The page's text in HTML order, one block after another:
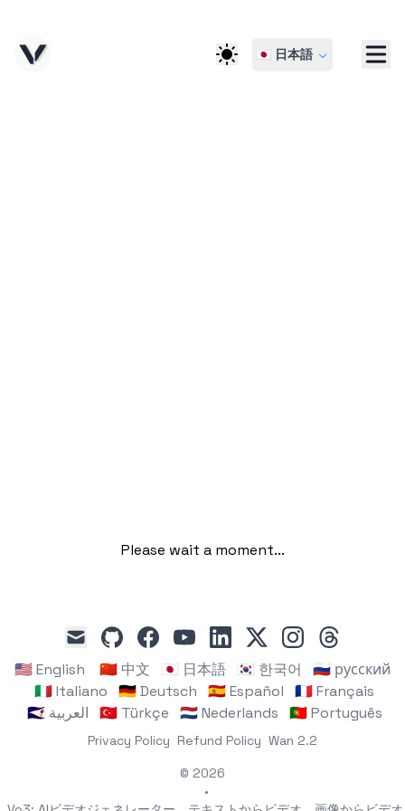
🇯🇵 日本語
Please wait a moment...
mail
githubfacebookyoutubelinkedin
x instagramthreads
🇺🇸 English 🇨🇳 中文 🇯🇵 日本語 🇰🇷 한국어
🇷🇺 русский
🇮🇹 Italiano
🇩🇪 Deutsch 🇪🇸 Español
🇫🇷 Français
🇸🇦 العربية
🇹🇷 Türkçe 🇳🇱 Nederlands 🇵🇹 Português
Privacy Policy Refund Policy Wan 2.2
© 2026
•